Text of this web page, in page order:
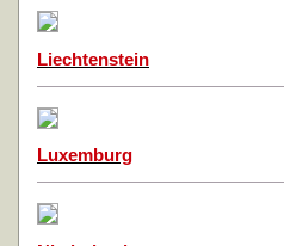
Liechtenstein
Luxemburg